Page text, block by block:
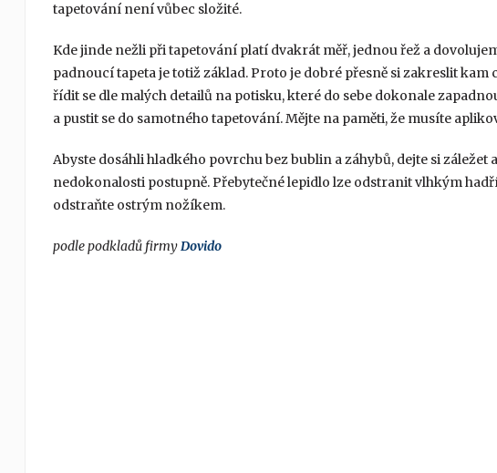
tapetování není vůbec složité.
Kde jinde nežli při tapetování platí dvakrát měř, jednou řež a
padnoucí tapeta je totiž základ. Proto je dobré přesně si zakreslit
řídit se dle malých detailů na potisku, které do sebe dokonale
a pustit se do samotného tapetování. Mějte na paměti, že musíte
Abyste dosáhli hladkého povrchu bez bublin a záhybů, dejte si
nedokonalosti postupně. Přebytečné lepidlo lze odstranit vlhkým
odstraňte ostrým nožíkem.
podle podkladů firmyDovido